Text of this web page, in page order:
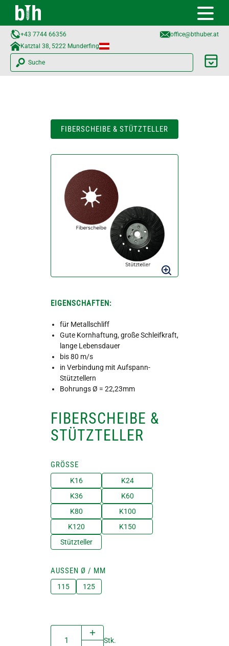
+43 7744 66356
office@bthuber.at​
Katztal 38, 5222 Munderfing
Suche
FIBERSCHEIBE & STÜTZTELLER
EIGENSCHAFTEN:
für Metallschliff
Gute Kornhaftung, große Schleifkraft,
lange Lebensdauer
bis 80 m/s
in Verbindung mit Aufspann-
Stütztellern
Bohrungs Ø = 22,23mm
FIBERSCHEIBE &
STÜTZTELLER
GRÖSSE
K16
K24
K36
K60
K80
K100
K120
K150
Stützteller
AUSSEN Ø / MM
115 125
Stk.